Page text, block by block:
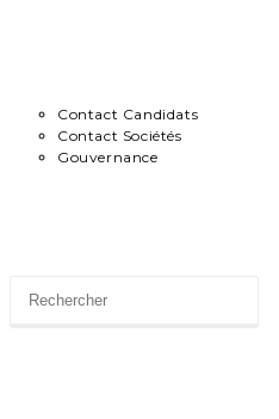
Contact Candidats
Contact Sociétés
Gouvernance